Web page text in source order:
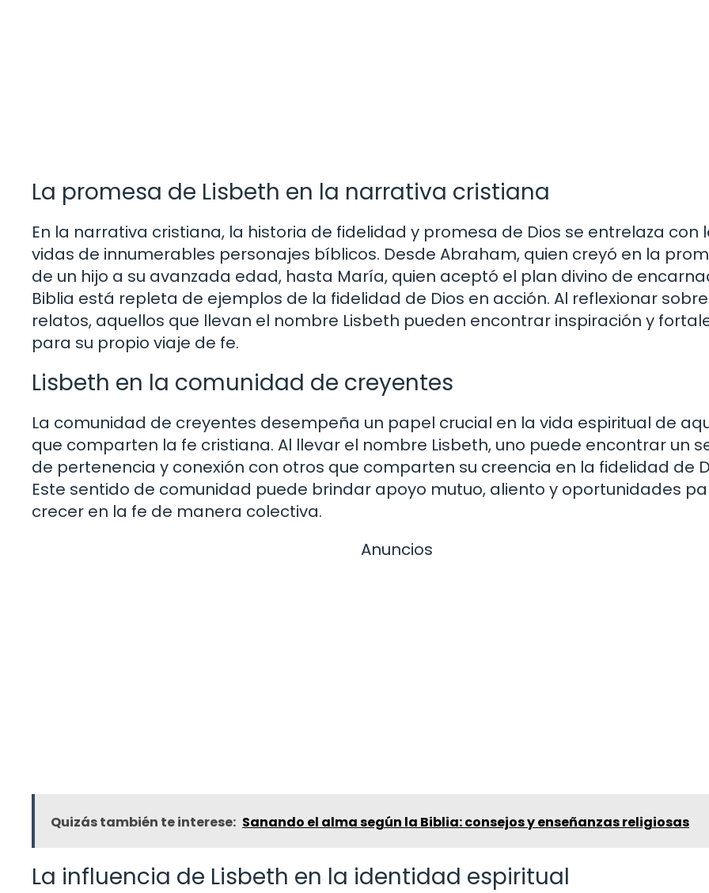
La promesa de Lisbeth en la narrativa cristiana
En la narrativa cristiana, la historia de fidelidad y promesa de Dios se entrelaza con
vidas de innumerables personajes bíblicos. Desde Abraham, quien creyó en la
de un hijo a su avanzada edad, hasta María, quien aceptó el plan divino de
Biblia está repleta de ejemplos de la fidelidad de Dios en acción. Al reflexionar
relatos, aquellos que llevan el nombre Lisbeth pueden encontrar inspiración y
para su propio viaje de fe.
Lisbeth en la comunidad de creyentes
La comunidad de creyentes desempeña un papel crucial en la vida espiritual de
que comparten la fe cristiana. Al llevar el nombre Lisbeth, uno puede encontrar un
de pertenencia y conexión con otros que comparten su creencia en la fidelidad de
Este sentido de comunidad puede brindar apoyo mutuo, aliento y oportunidades
crecer en la fe de manera colectiva.
Anuncios
Quizás también te interese: Sanando el alma según la Biblia: consejos y enseñanzas religiosas
La influencia de Lisbeth en la identidad espiritual